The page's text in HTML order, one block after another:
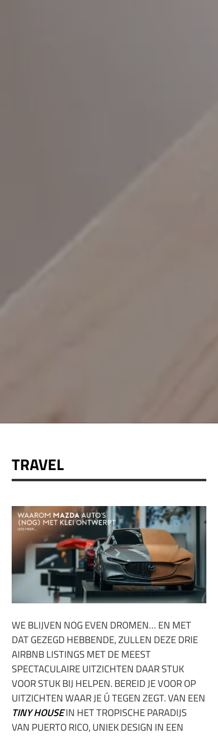
TRAVEL
WE BLIJVEN NOG EVEN DROMEN… EN MET
DAT GEZEGD HEBBENDE, ZULLEN DEZE DRIE
AIRBNB LISTINGS MET DE MEEST
SPECTACULAIRE UITZICHTEN DAAR STUK
VOOR STUK BIJ HELPEN. BEREID JE VOOR OP
UITZICHTEN WAAR JE Ú TEGEN ZEGT. VAN EEN
TINY HOUSEIN HET TROPISCHE PARADIJS
VAN PUERTO RICO, UNIEK DESIGN IN EEN